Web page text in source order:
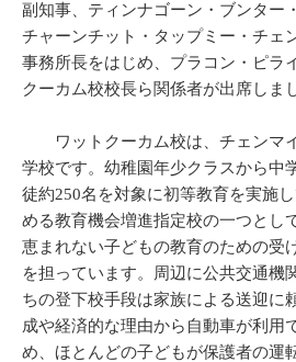
副知事、ティンナゴーン・ブンター
チャーンチット・タップミー・チェ
事務所長をはじめ、プラコン・ピラ
クーカム校校長ら関係者が出席しま
ワットクーカム校は、チェンマ
学校です。幼稚園年少クラスから中
徒約250名を対象に初等教育を実施
める教育機会増進指定校の一つとし
恵まれない子どもの教育のための受
を担っています。周辺に公共交通機
ちの登下校手段は家族による送迎に
成や経済的な理由から自動車が利用
め、ほとんどの子どもが保護者の運